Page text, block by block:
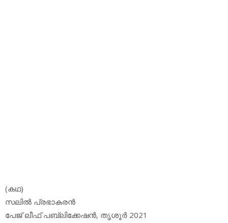
(കഥ)
സലില്‍ പ്രഭാകരന്‍
പേജ് ലീഫ് പബ്ലിക്കേഷന്‍, തൃശൂര്‍ 2021